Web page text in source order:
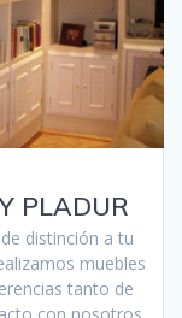
PLADUR
distinción a tu
muebles
tanto de
con nosotros